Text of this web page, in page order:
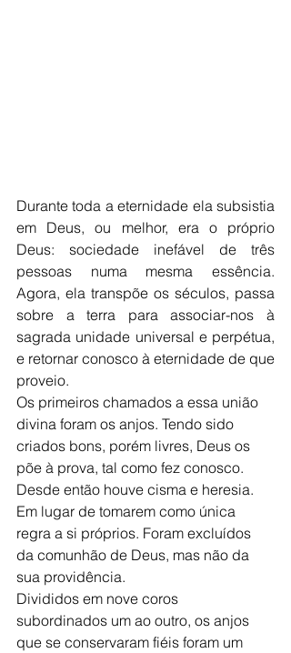
Durante toda a eternidade ela subsistia
em Deus, ou melhor, era o próprio
Deus: sociedade inefável de três
pessoas numa mesma essência.
Agora, ela transpõe os séculos, passa
sobre a terra para associar-nos à
sagrada unidade universal e perpétua,
e retornar conosco à eternidade de que
proveio.
Os primeiros chamados a essa união
divina foram os anjos. Tendo sido
criados bons, porém livres, Deus os
põe à prova, tal como fez conosco.
Desde então houve cisma e heresia.
Em lugar de tomarem como única
regra a si próprios. Foram excluídos
da comunhão de Deus, mas não da
sua providência.
Divididos em nove coros
subordinados um ao outro, os anjos
que se conservaram fiéis foram um